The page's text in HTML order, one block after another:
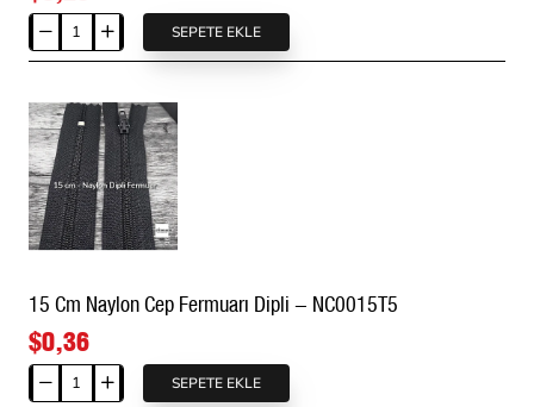
14
Cm
Cep
Fermuarı
Dipli
-
NC0014T5
SEPETE EKLE
15 Cm Naylon Cep Fermuarı Dipli - NC0015T5
$0,36
15
SEPETE EKLE